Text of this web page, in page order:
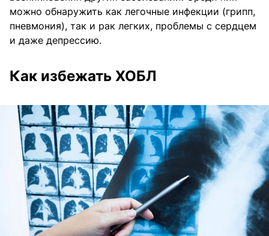
можно обнаружить как легочные инфекции (грипп,
пневмония), так и рак легких, проблемы с сердцем
и даже депрессию.
Как избежать ХОБЛ